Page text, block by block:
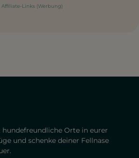
Affiliate-Links (Werbung)
Orte in eurer
und schenke deiner Fellnase